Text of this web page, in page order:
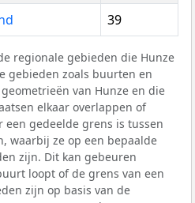
39
regionale gebieden die Hunze
gebieden zoals buurten en
van Hunze en die
elkaar overlappen of
gedeelde grens is tussen
waarbij ze op een bepaalde
zijn. Dit kan gebeuren
loopt of de grens van een
zijn op basis van de